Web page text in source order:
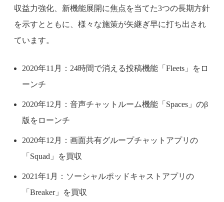
収益力強化、新機能展開に焦点を当てた3つの長期方針
を示すとともに、様々な施策が矢継ぎ早に打ち出され
ています。
2020年11月：24時間で消える投稿機能「Fleets」をロ
ーンチ
2020年12月：音声チャットルーム機能「Spaces」のβ
版をローンチ
2020年12月：画面共有グループチャットアプリの
「Squad」を買収
2021年1月：ソーシャルポッドキャストアプリの
「Breaker」を買収